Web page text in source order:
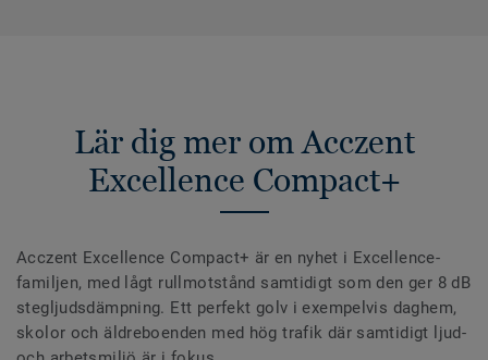
Lär dig mer om Acczent
Excellence Compact+
Acczent Excellence Compact+ är en nyhet i Excellence-
familjen, med lågt rullmotstånd samtidigt som den ger 8 dB
stegljudsdämpning. Ett perfekt golv i exempelvis daghem,
skolor och äldreboenden med hög trafik där samtidigt ljud-